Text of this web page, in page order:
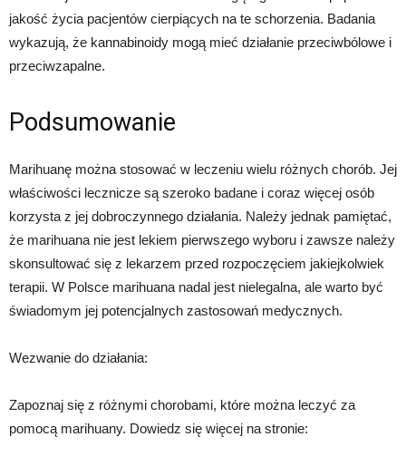
jakość życia pacjentów cierpiących na te schorzenia. Badania
wykazują, że kannabinoidy mogą mieć działanie przeciwbólowe i
przeciwzapalne.
Podsumowanie
Marihuanę można stosować w leczeniu wielu różnych chorób. Jej
właściwości lecznicze są szeroko badane i coraz więcej osób
korzysta z jej dobroczynnego działania. Należy jednak pamiętać,
że marihuana nie jest lekiem pierwszego wyboru i zawsze należy
skonsultować się z lekarzem przed rozpoczęciem jakiejkolwiek
terapii. W Polsce marihuana nadal jest nielegalna, ale warto być
świadomym jej potencjalnych zastosowań medycznych.
Wezwanie do działania:
Zapoznaj się z różnymi chorobami, które można leczyć za
pomocą marihuany. Dowiedz się więcej na stronie: